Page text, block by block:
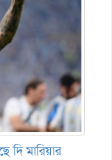
দি মারিয়ার